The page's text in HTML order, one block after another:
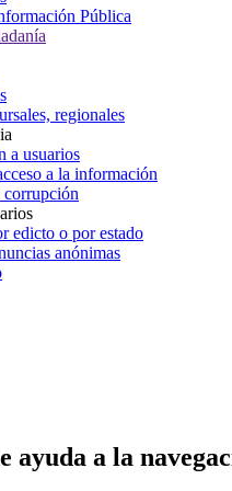
Pública
regionales
a usuarios
a la información
corrupción
edicto o por estado
anónimas
ayuda a la